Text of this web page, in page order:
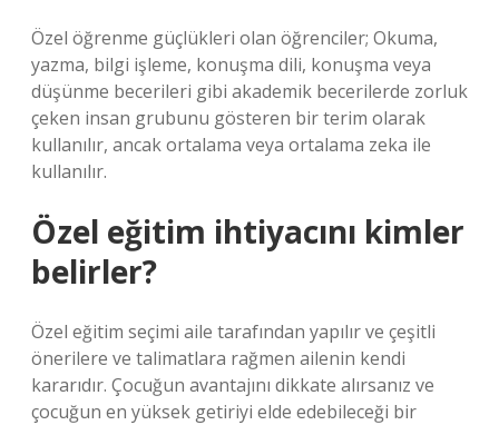
Özel öğrenme güçlükleri olan öğrenciler; Okuma,
yazma, bilgi işleme, konuşma dili, konuşma veya
düşünme becerileri gibi akademik becerilerde zorluk
çeken insan grubunu gösteren bir terim olarak
kullanılır, ancak ortalama veya ortalama zeka ile
kullanılır.
Özel eğitim ihtiyacını kimler
belirler?
Özel eğitim seçimi aile tarafından yapılır ve çeşitli
önerilere ve talimatlara rağmen ailenin kendi
kararıdır. Çocuğun avantajını dikkate alırsanız ve
çocuğun en yüksek getiriyi elde edebileceği bir